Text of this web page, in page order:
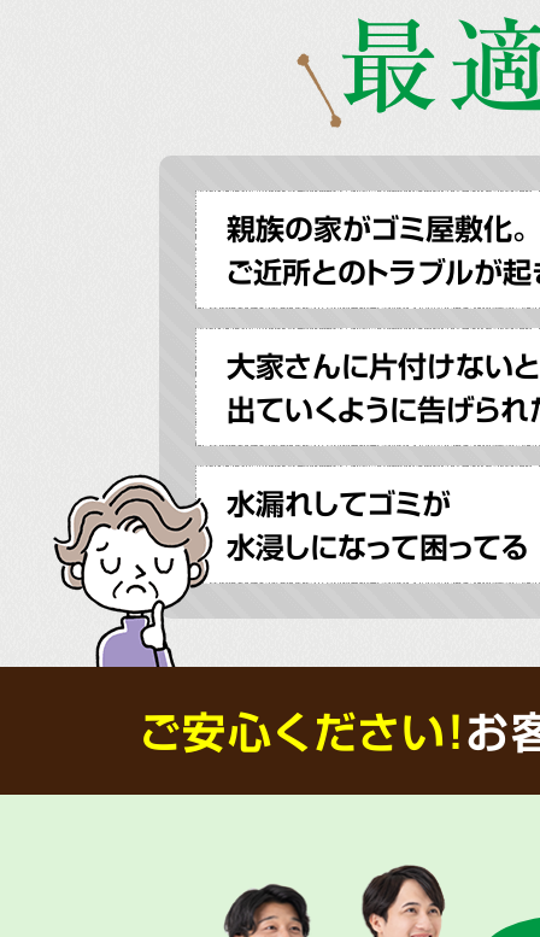
最
親族の家がゴミ屋敷化。
ご近所とのトラブルが
大家さんに片付けないと
出ていくように告げられ
水漏れしてゴミが
水浸しになって困ってる
ご安心ください！お